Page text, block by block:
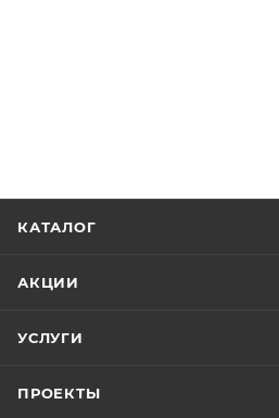
КАТАЛОГ
АКЦИИ
УСЛУГИ
ПРОЕКТЫ